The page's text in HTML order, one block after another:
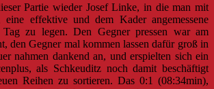
Partie wieder Josef Linke, in die man mit
effektive und dem Kader angemessene
zu legen. Den Gegner pressen war am
den Gegner mal kommen lassen dafür groß in
nahmen dankend an, und erspielten sich ein
als Schkeuditz noch damit beschäftigt
Reihen zu sortieren. Das 0:1 (08:34min),